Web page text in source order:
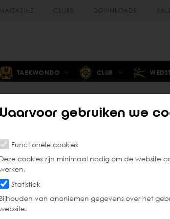
gebruiken we
Functionele cookies
Deze cookies zijn minimaal nodig om de website
Statistiek
Bijhouden van anoniemen gegevens over het
MAGAZINE CLUBS DOWNLOADS
TAEKWONDO CLUB